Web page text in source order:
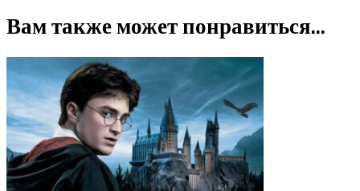
Вам также может понравиться...